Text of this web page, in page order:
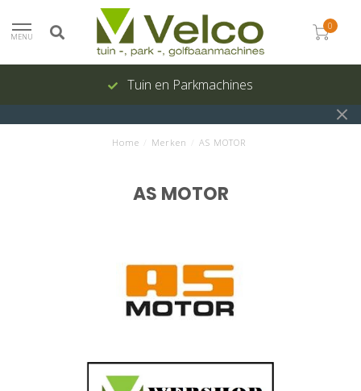
MENU
0
Tuin en Parkmachines
Home Merken AS MOTOR
AS MOTOR